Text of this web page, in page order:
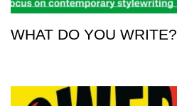
WHAT DO YOU WRITE?